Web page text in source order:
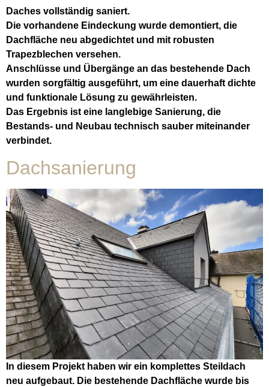
Daches vollständig saniert.
Die vorhandene Eindeckung wurde demontiert, die
Dachfläche neu abgedichtet und mit robusten
Trapezblechen versehen.
Anschlüsse und Übergänge an das bestehende Dach
wurden sorgfältig ausgeführt, um eine dauerhaft dichte
und funktionale Lösung zu gewährleisten.
Das Ergebnis ist eine langlebige Sanierung, die
Bestands- und Neubau technisch sauber miteinander
verbindet.
Dachsanierung
In diesem Projekt haben wir ein komplettes Steildach
neu aufgebaut. Die bestehende Dachfläche wurde bis